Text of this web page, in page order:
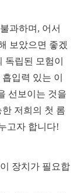
과하며, 어서
보았으면 좋겠
독립된 모험이
입력 있는 이
선보이는 것을
저희의 첫 롬
고자 합니다!
장치가 필요합